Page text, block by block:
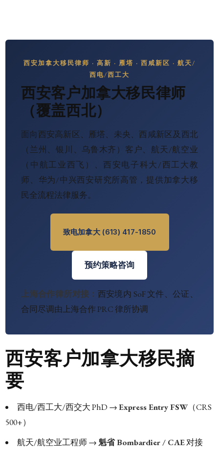
西安加拿大移民律师 · 高新 · 雁塔 · 西咸新区 · 航天/
西电/西工大
西安客户加拿大移民律师
（覆盖西北）
面向西安高新区、雁塔、未央、西咸新区及西北
（兰州、银川、乌鲁木齐）客户、航天/航空业
（中航工业西飞）、西安电子科大/西工大教
师、华为/中兴西安研究所高管，提供加拿大移
民全流程法律服务。
致电加拿大 (613) 417-1850
预约策略咨询
上海合作律所对接： 西安境内 SoF 文件、公证、
合同尽调由上海合作 PRC 律所协调
西安客户加拿大移民摘
要
西电/西工大/西交大 PhD →Express Entry FSW（CRS
500+）
航天/航空业工程师 → 魁省 Bombardier / CAE对接